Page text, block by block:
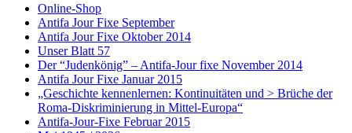
Online-Shop
Antifa Jour Fixe September
Antifa Jour Fixe Oktober 2014
Unser Blatt 57
Der “Judenkönig” – Antifa-Jour fixe November 2014
Antifa Jour Fixe Januar 2015
„Geschichte kennenlernen: Kontinuitäten und > Brüche der
Roma-Diskriminierung in Mittel-Europa“
Antifa-Jour-Fixe Februar 2015